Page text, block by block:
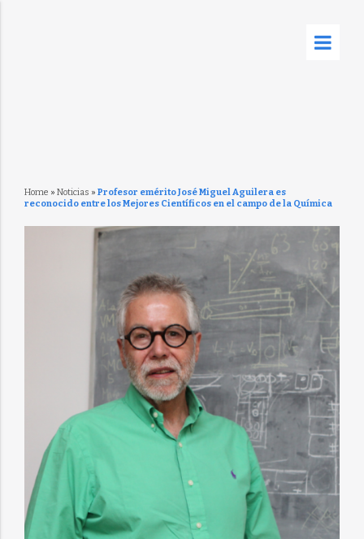
Home » Noticias » Profesor emérito José Miguel Aguilera es
reconocido entre los Mejores Científicos en el campo de la Química